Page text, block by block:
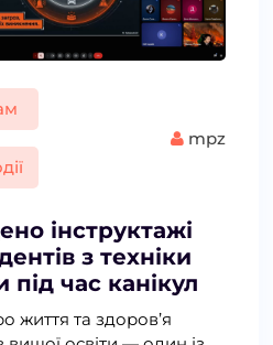
mpz
інструктажі
з техніки
під час канікул
життя та здоров’я